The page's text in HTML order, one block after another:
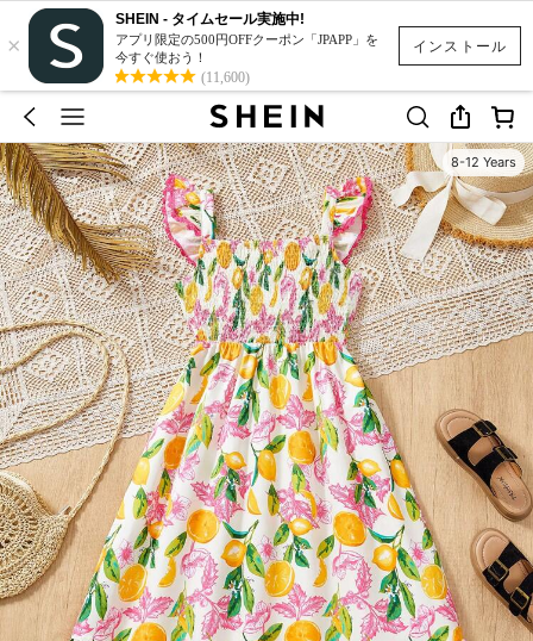
インストール
×
SHEIN - タイムセール実施中!
アプリ限定の500円OFFクーポン「JPAPP」を
今すぐ使おう！
(11,600)
8-12 Years